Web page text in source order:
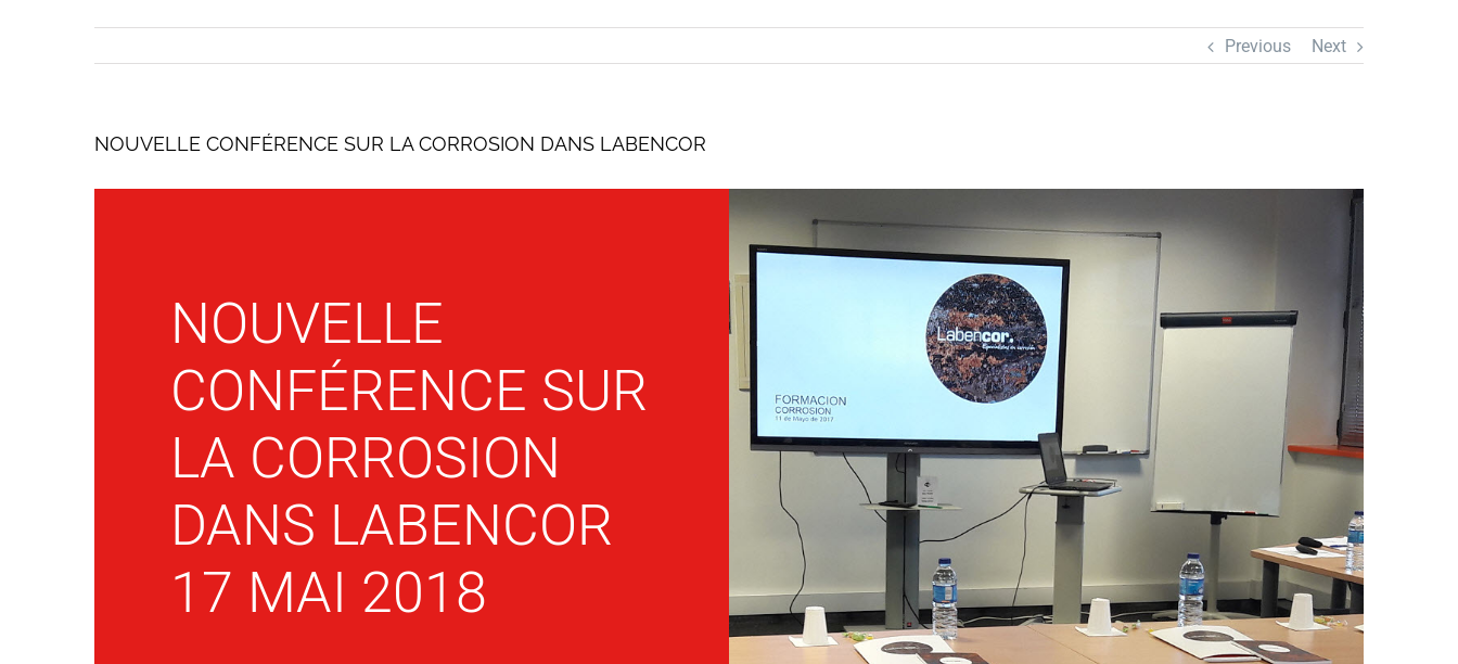
Previous Next
NOUVELLE CONFÉRENCE SUR LA CORROSION DANS LABENCOR
NOUVELLE
CONFÉRENCE SUR
LA CORROSION
DANS LABENCOR
17 MAI 2018